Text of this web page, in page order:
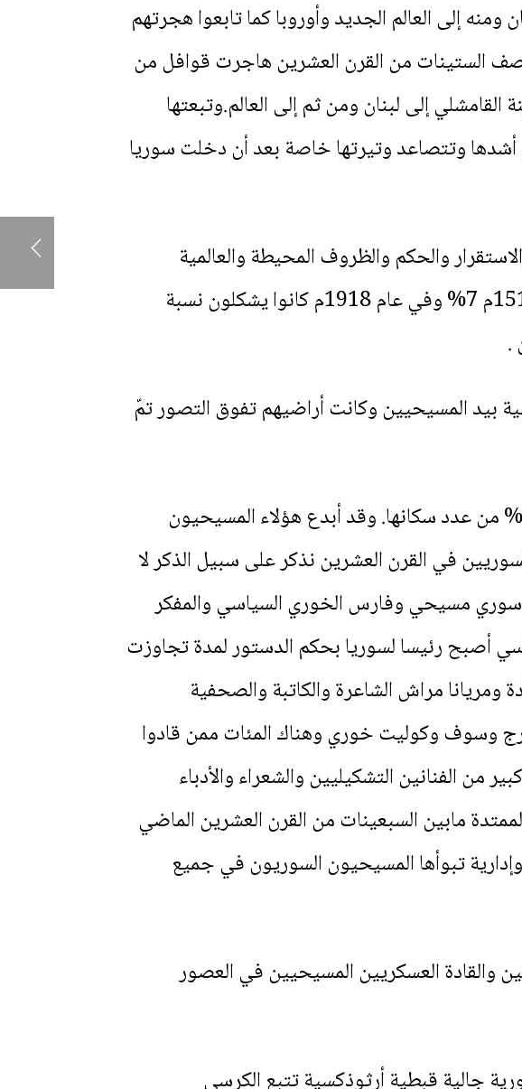
إلى العالم الجديد وأوروبا كما تابعوا هجرتهم
1946م.وفي الربع الأول من منتصف الستينات من القرن العشرين هاجرت قوافل من
إلى لبنان ومن ثم إلى العالم.وتبعتها
لابل على أشدها وتتصاعد وتيرتها خاصة بعد أن دخلت سوريا
والحكم والظروف المحيطة والعالمية
فالإحصاءات السكانية لعدد المسيحيين في سوريا تقول كانت نسبتهم في 1517م 7% وفي عام 1918م كانوا يشكلون نسبة
والوكالات الاجنبية بيد المسيحيين وكانت أراضيهم تفوق التصور تمّ
وأنَّ عدد المسيحيين في الجزيرة السورية في منتصف الأربعينات يتجاوز 38% من عدد سكانها. وقد أبدع هؤلاء المسيحيون
في القرن العشرين نذكر على سبيل الذكر لا
مسيحي وفارس الخوري السياسي والمفكر
أصبح رئيسا لسوريا بحكم الدستور لمدة تجاوزت
مراش الشاعرة والكاتبة والصحفية
وسوف وكوليت خوري وهناك المئات ممن قادوا
من الفنانين التشكيليين والشعراء والأدباء
مابين السبعينات من القرن العشرين الماضي
تبوأها المسيحيون السوريون في جميع
والقادة العسكريين المسيحيين في العصور
جالية قبطية أرثوذكسية تتبع الكرسي